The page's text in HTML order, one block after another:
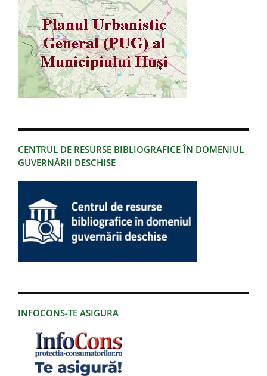
CENTRUL DE RESURSE BIBLIOGRAFICE ÎN DOMENIUL
GUVERNĂRII DESCHISE
INFOCONS-TE ASIGURA